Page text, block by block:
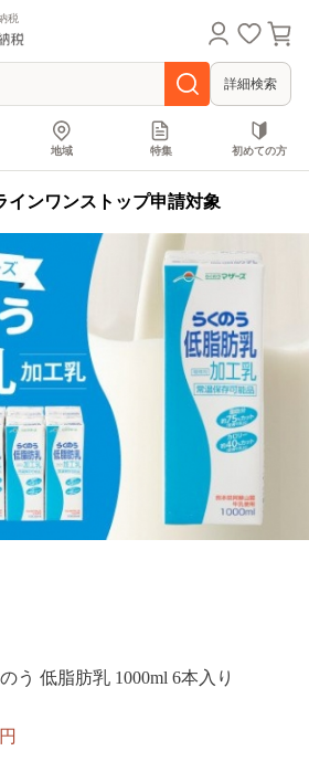
税
詳細検索
地域 特集 初めての方
インワンストップ申請対象
う 低脂肪乳 1000ml 6本入り
円